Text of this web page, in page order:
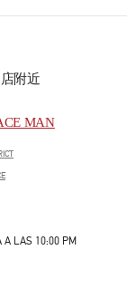
附近
MAN
A LAS 10:00 PM